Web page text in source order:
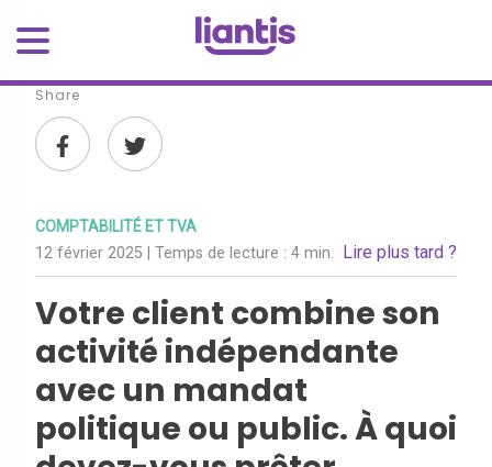
Share
COMPTABILITÉ ET TVA
12 février 2025 | Temps de lecture : 4 min. Lire plus tard ?
Votre client combine son
activité indépendante
avec un mandat
politique ou public. À quoi